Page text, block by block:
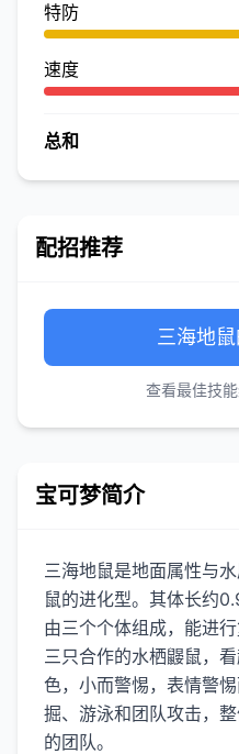
特防
速度
总和
配招推荐
三海地
查看最佳技
宝可梦简介
三海地鼠是地面属性与
鼠的进化型。其体长约
由三个个体组成，能进
三只合作的水栖鼹鼠，
色，小而警惕，表情警
掘、游泳和团队攻击，
的团队。